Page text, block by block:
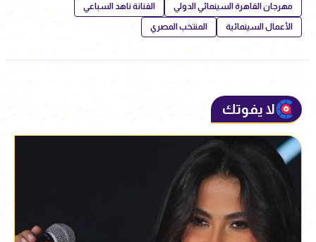
مهرجان القاهرة السينمائي الدولي الفنانة ناهد السباعي
الأعمال السينمائية المنتخب المصري
لا يفوتك